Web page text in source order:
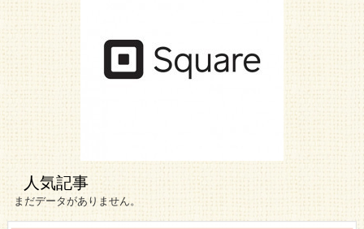
人気記事
まだデータがありません。